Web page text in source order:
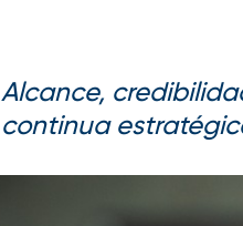
Alcance,
continua